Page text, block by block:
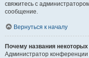
свяжитесь с
сообщение.
Вернуться к началу
Почему названия
Администратор конференции